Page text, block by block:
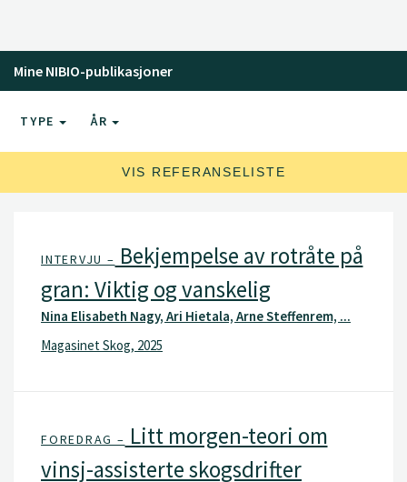
Mine NIBIO-publikasjoner
TYPE ÅR
VIS REFERANSELISTE
INTERVJU – Bekjempelse av rotråte på
gran: Viktig og vanskelig
Nina Elisabeth Nagy, Ari Hietala, Arne Steffenrem, ...
Magasinet Skog, 2025
FOREDRAG – Litt morgen-teori om
vinsj-assisterte skogsdrifter